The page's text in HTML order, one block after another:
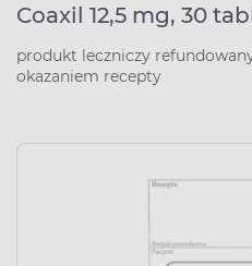
Coaxil 12,5 mg, 30
produkt leczniczy
okazaniem recepty